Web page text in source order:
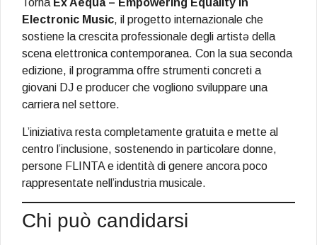
Torna Ex Aequa – Empowering Equality in
Electronic Music, il progetto internazionale che
sostiene la crescita professionale degli artistə della
scena elettronica contemporanea. Con la sua seconda
edizione, il programma offre strumenti concreti a
giovani DJ e producer che vogliono sviluppare una
carriera nel settore.
L’iniziativa resta completamente gratuita e mette al
centro l’inclusione, sostenendo in particolare donne,
persone FLINTA e identità di genere ancora poco
rappresentate nell’industria musicale.
Chi può candidarsi